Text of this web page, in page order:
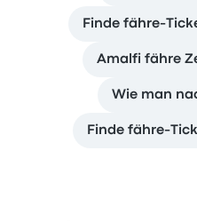
Finde fähre-
Amalfi fähre
Wie man
Finde fähre-